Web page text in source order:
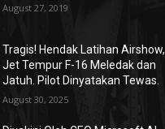
August 27, 2019
Tragis! Hendak Latihan Airshow,
Jet Tempur F-16 Meledak dan
Jatuh. Pilot Dinyatakan Tewas.
August 30, 2025